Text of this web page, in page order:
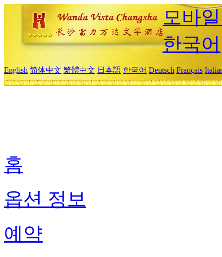
모바
한국어
English 简体中文 繁體中文 日本語 한국어 Deutsch Français
홈
옵션 정보
예약